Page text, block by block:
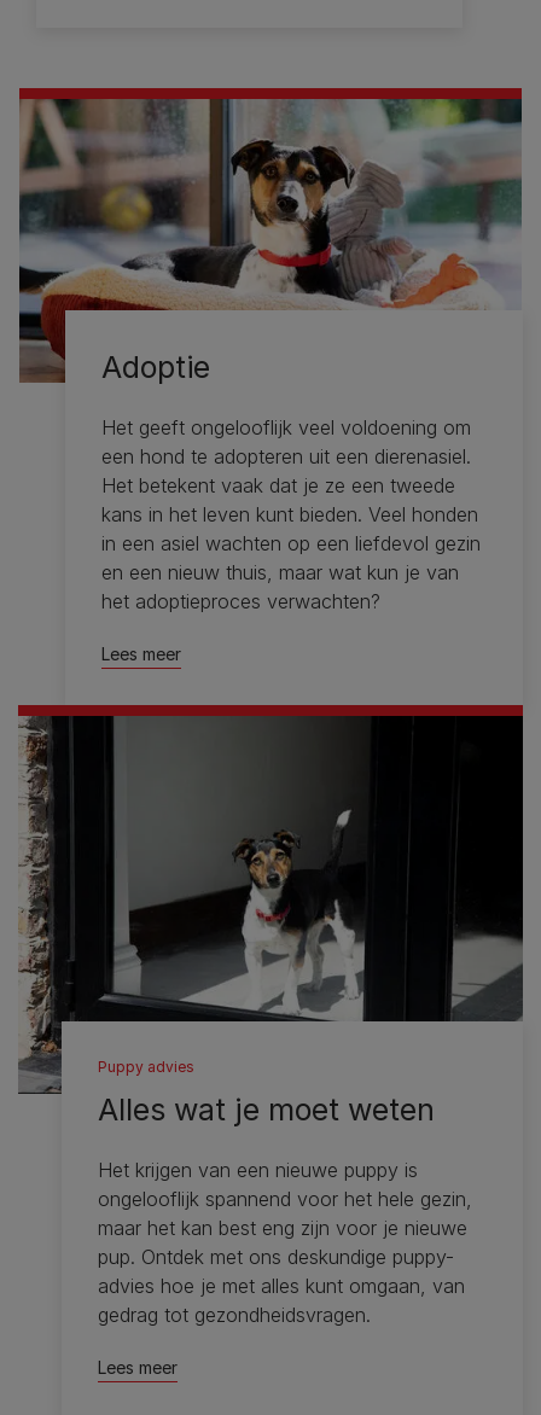
Adoptie
Het geeft ongelooflijk veel voldoening om
een ​​hond te adopteren uit een dierenasiel.
Het betekent vaak dat je ze een tweede
kans in het leven kunt bieden. Veel honden
in een asiel wachten op een liefdevol gezin
en een nieuw thuis, maar wat kun je van
het adoptieproces verwachten?
Lees meer
Puppy advies
Alles wat je moet weten
Het krijgen van een nieuwe puppy is
ongelooflijk spannend voor het hele gezin,
maar het kan best eng zijn voor je nieuwe
pup. Ontdek met ons deskundige puppy-
advies hoe je met alles kunt omgaan, van
gedrag tot gezondheidsvragen.
Lees meer